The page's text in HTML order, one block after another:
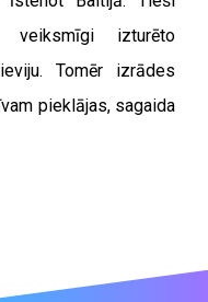
izturēto
Tomēr izrādes
pieklājas, sagaida